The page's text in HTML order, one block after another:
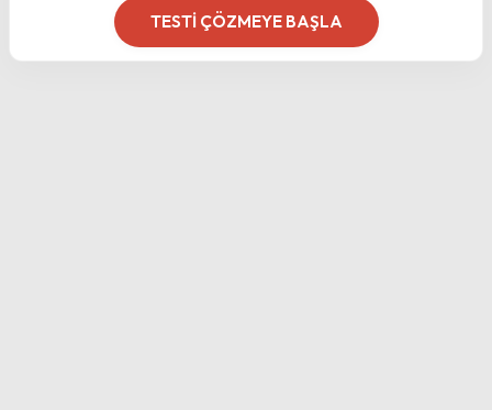
TESTI ÇÖZMEYE BAŞLA